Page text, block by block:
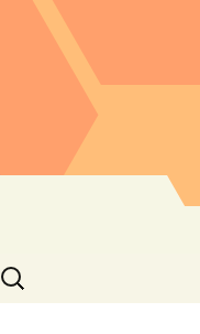
Buscar: